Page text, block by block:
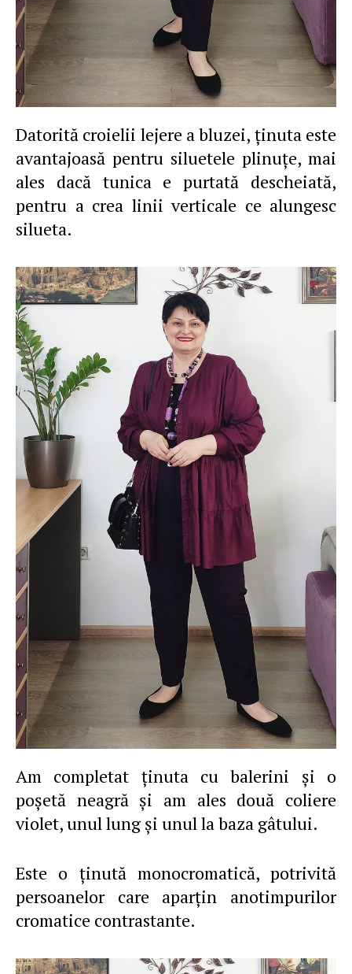
Datorită croielii lejere a bluzei, ţinuta este
avantajoasă pentru siluetele plinuţe, mai
ales dacă tunica e purtată descheiată,
pentru a crea linii verticale ce alungesc
silueta.
Am completat ţinuta cu balerini şi o
poşetă neagră şi am ales două coliere
violet, unul lung şi unul la baza gâtului.
Este o ţinută monocromatică, potrivită
persoanelor care aparţin anotimpurilor
cromatice contrastante.